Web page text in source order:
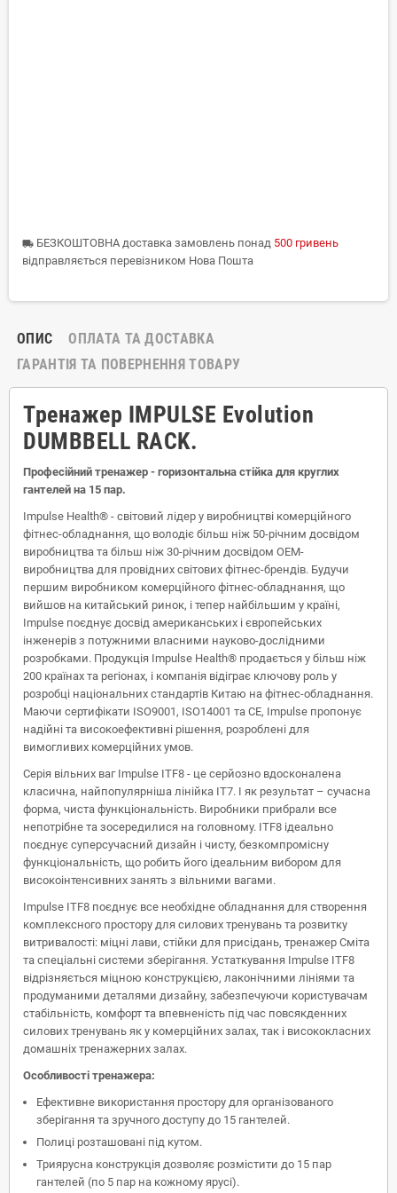
local_shipping БЕЗКОШТОВНА доставка замовлень понад 500 гривень
відправляється перевізником Нова Пошта
ОПИС
ОПЛАТА ТА ДОСТАВКА
ГАРАНТІЯ ТА ПОВЕРНЕННЯ ТОВАРУ
Тренажер IMPULSE Evolution
DUMBBELL RACK.
Професійний тренажер - горизонтальна стійка для круглих
гантелей на 15 пар.
Impulse Health® - світовий лідер у виробництві комерційного
фітнес-обладнання, що володіє більш ніж 50-річним досвідом
виробництва та більш ніж 30-річним досвідом OEM-
виробництва для провідних світових фітнес-брендів. Будучи
першим виробником комерційного фітнес-обладнання, що
вийшов на китайський ринок, і тепер найбільшим у країні,
Impulse поєднує досвід американських і європейських
інженерів з потужними власними науково-дослідними
розробками. Продукція Impulse Health® продається у більш ніж
200 країнах та регіонах, і компанія відіграє ключову роль у
розробці національних стандартів Китаю на фітнес-обладнання.
Маючи сертифікати ISO9001, ISO14001 та CE, Impulse пропонує
надійні та високоефективні рішення, розроблені для
вимогливих комерційних умов.
Серія вільних ваг Impulse ITF8 - це серйозно вдосконалена
класична, найпопулярніша лінійка IT7. І як результат – сучасна
форма, чиста функціональність. Виробники прибрали все
непотрібне та зосередилися на головному. ITF8 ідеально
поєднує суперсучасний дизайн і чисту, безкомпромісну
функціональність, що робить його ідеальним вибором для
високоінтенсивних занять з вільними вагами.
Impulse ITF8 поєднує все необхідне обладнання для створення
комплексного простору для силових тренувань та розвитку
витривалості: міцні лави, стійки для присідань, тренажер Сміта
та спеціальні системи зберігання. Устаткування Impulse ITF8
відрізняється міцною конструкцією, лаконічними лініями та
продуманими деталями дизайну, забезпечуючи користувачам
стабільність, комфорт та впевненість під час повсякденних
силових тренувань як у комерційних залах, так і висококласних
домашніх тренажерних залах.
Особливості тренажера:
Ефективне використання простору для організованого
зберігання та зручного доступу до 15 гантелей.
Полиці розташовані під кутом.
Триярусна конструкція дозволяє розмістити до 15 пар
гантелей (по 5 пар на кожному ярусі).